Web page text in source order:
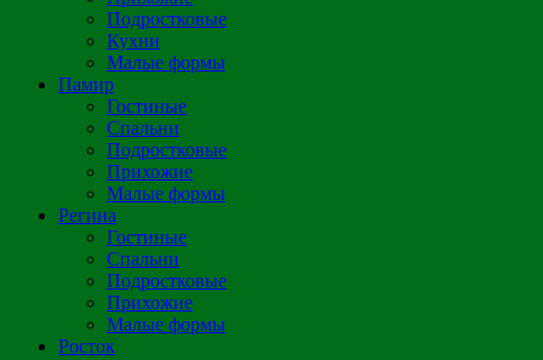
Подростковые
Кухни
Малые формы
Памир
Гостиные
Спальни
Подростковые
Прихожие
Малые формы
Регина
Гостиные
Спальни
Подростковые
Прихожие
Малые формы
Росток